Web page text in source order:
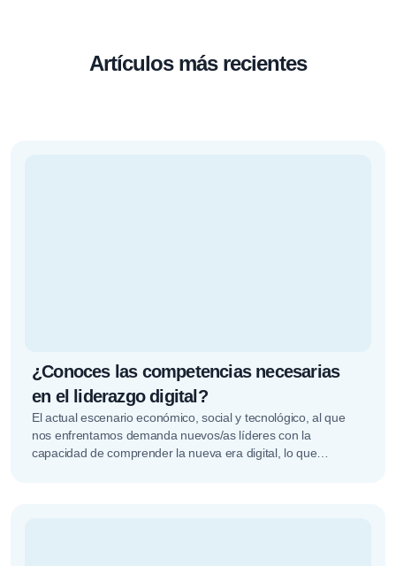
Artículos más recientes
¿Conoces las competencias necesarias
en el liderazgo digital?
El actual escenario económico, social y tecnológico, al que
nos enfrentamos demanda nuevos/as líderes con la
capacidad de comprender la nueva era digital, lo que